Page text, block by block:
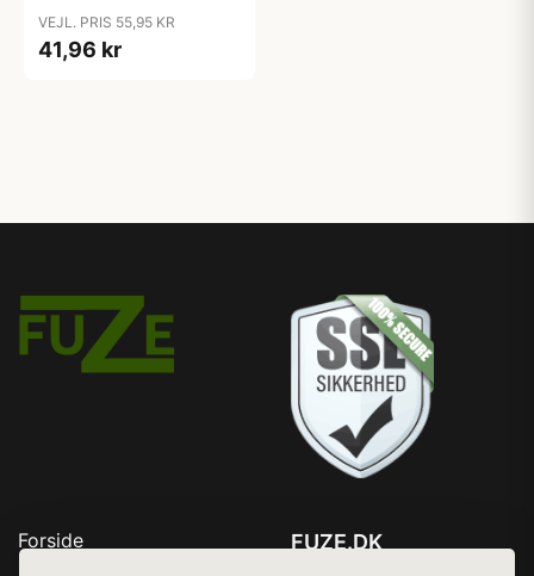
VEJL. PRIS 55,95 KR
41,96 kr
Forside
FUZE.DK